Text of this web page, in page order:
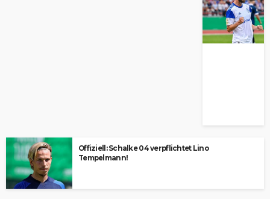
Offiziell: Schalke 04 verpflichtet Lino
Tempelmann!